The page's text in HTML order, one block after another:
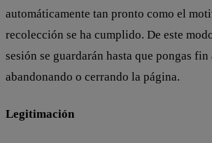
automáticamente tan pronto como el
recolección se ha cumplido. De este
sesión se guardarán hasta que pongas fin
abandonando o cerrando la página.
Legitimación